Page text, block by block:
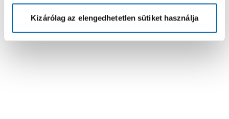
Kizárólag az elengedhetetlen sütiket használja